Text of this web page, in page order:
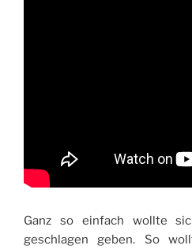
Ganz so einfach wollte
geschlagen geben. So